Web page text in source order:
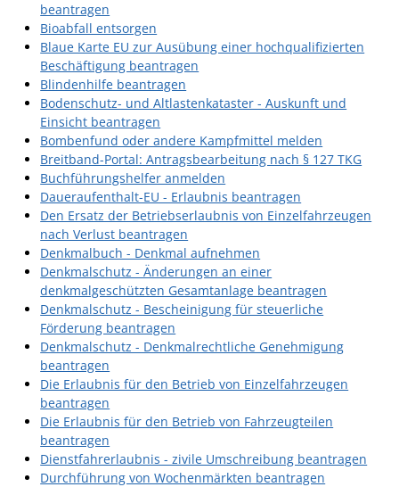
beantragen
Bioabfall entsorgen
Blaue Karte EU zur Ausübung einer hochqualifizierten
Beschäftigung beantragen
Blindenhilfe beantragen
Bodenschutz- und Altlastenkataster - Auskunft und
Einsicht beantragen
Bombenfund oder andere Kampfmittel melden
Breitband-Portal: Antragsbearbeitung nach § 127 TKG
Buchführungshelfer anmelden
Daueraufenthalt-EU - Erlaubnis beantragen
Den Ersatz der Betriebserlaubnis von Einzelfahrzeugen
nach Verlust beantragen
Denkmalbuch - Denkmal aufnehmen
Denkmalschutz - Änderungen an einer
denkmalgeschützten Gesamtanlage beantragen
Denkmalschutz - Bescheinigung für steuerliche
Förderung beantragen
Denkmalschutz - Denkmalrechtliche Genehmigung
beantragen
Die Erlaubnis für den Betrieb von Einzelfahrzeugen
beantragen
Die Erlaubnis für den Betrieb von Fahrzeugteilen
beantragen
Dienstfahrerlaubnis - zivile Umschreibung beantragen
Durchführung von Wochenmärkten beantragen